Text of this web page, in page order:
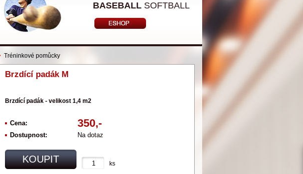
BASEBALLSOFTBALL
Tréninkové pomůcky
Brzdící padák M
Brzdící padák - velikost 1,4 m2
Cena: 350,-
Dostupnost: Na dotaz
KOUPIT ks